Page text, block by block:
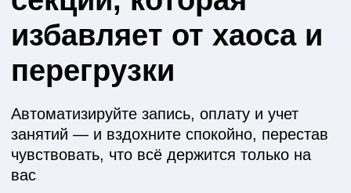
Автоматизируйте запись, оплату и учет
занятий — и вздохните спокойно, перестав
чувствовать, что всё держится только на
вас
от 5 дней
В подарок
приложение
для тренеров